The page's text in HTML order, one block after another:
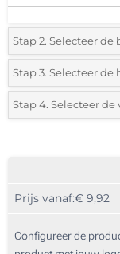
Stap 2. Selecteer
*Selecteer de
1 Kleur (Aan een
3 Kleuren (Aan een
Doming (Aan een
Stap 3. Selecteer de
*Selecteer uit de lijst
10
Stap 4. Selecteer
Prijs vanaf:€ 9,92
Configureer de